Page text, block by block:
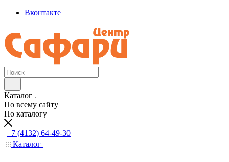
Вконтакте
Каталог
По всему сайту
По каталогу
+7 (4132) 64-49-30
Каталог